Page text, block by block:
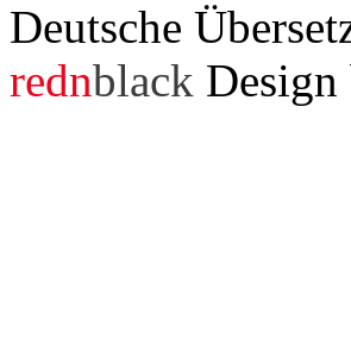
Deutsche
rednblack Design